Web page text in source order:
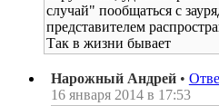
случай" пообщаться с
представителем
Так в жизни бывает
Нарожный Андрей •
16 января 2014 в 17:53